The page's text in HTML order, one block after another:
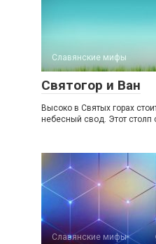
Славянские мифы
Святогор и Ван
Высоко в Святых горах
небесный свод. Этот столп
Славянские мифы